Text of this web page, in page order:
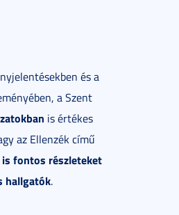
és a
a Szent
is értékes
az Ellenzék című
is fontos részleteket
hallgatók.